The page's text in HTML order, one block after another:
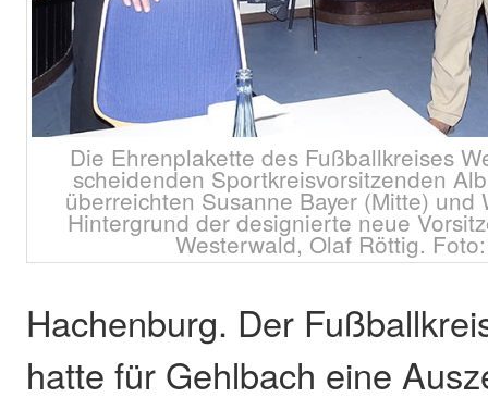
Die Ehrenplakette des Fußballkreises
scheidenden Sportkreisvorsitzenden
überreichten Susanne Bayer (Mitte) und
Hintergrund der designierte neue
Westerwald, Olaf Röttig.
Hachenburg. Der
hatte für Gehlbach eine